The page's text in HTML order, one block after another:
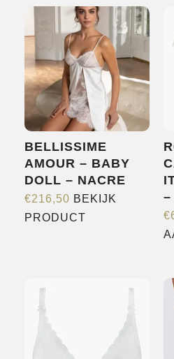
OVER
NIEUWS
BELLISSIME
AMOUR – BABY
DOLL – NACRE
€216,50 BEKIJK
PRODUCT
variaties.
–
€